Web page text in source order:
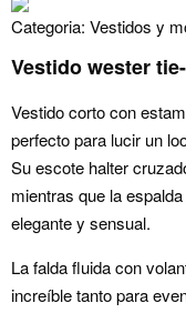
Categoria: Vestidos y
Vestido wester
Vestido corto con
perfecto para lucir un
Su escote halter
mientras que la
elegante y sensual.
La falda fluida con
increíble tanto para